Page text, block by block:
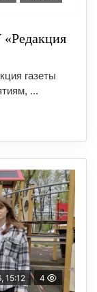
газеты
...
15:12 4